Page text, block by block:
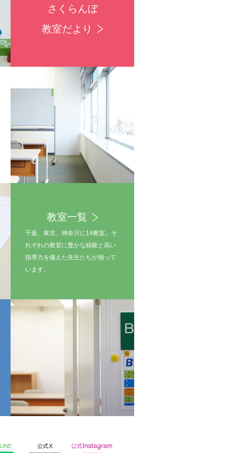
さくらんぼ
教室だより
教室一覧
千葉、東京、神奈川に14教室。そ
れぞれの教室に豊かな経験と高い
指導力を備えた先生たちが揃って
います。